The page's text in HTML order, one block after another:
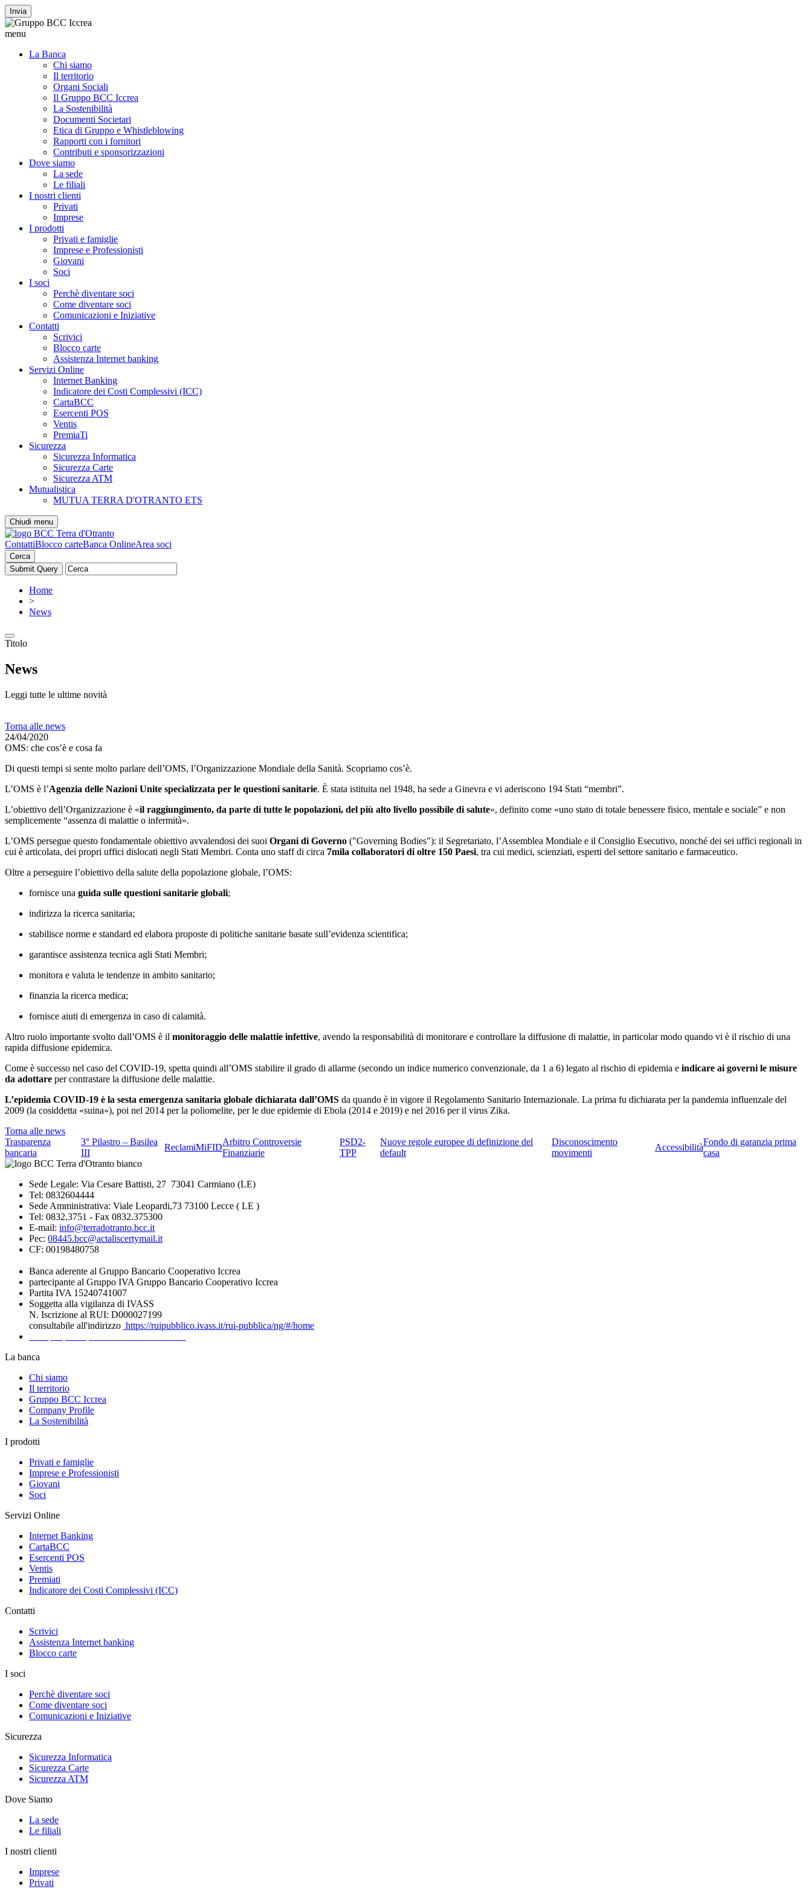
Invia
menu
La Banca
Chi siamo
Il territorio
Organi Sociali
Il Gruppo BCC Iccrea
La Sostenibilità
Documenti Societari
Etica di Gruppo e Whistleblowing
Rapporti con i fornitori
Contributi e sponsorizzazioni
Dove siamo
La sede
Le filiali
I nostri clienti
Privati
Imprese
I prodotti
Privati e famiglie
Imprese e Professionisti
Giovani
Soci
I soci
Perchè diventare soci
Come diventare soci
Comunicazioni e Iniziative
Contatti
Scrivici
Blocco carte
Assistenza Internet banking
Servizi Online
Internet Banking
Indicatore dei Costi Complessivi (ICC)
CartaBCC
Esercenti POS
Ventis
PremiaTi
Sicurezza
Sicurezza Informatica
Sicurezza Carte
Sicurezza ATM
Mutualistica
MUTUA TERRA D'OTRANTO ETS
Chiudi menu
ContattiBlocco carteBanca OnlineArea soci
Cerca
Home
>
News
Titolo
News
Leggi tutte le ultime novità
Torna alle news
24/04/2020
OMS: che cos’è e cosa fa
Di questi tempi si sente molto parlare dell’OMS, l’Organizzazione Mondiale della Sanità. Scopriamo cos’è.
L’OMS è l’Agenzia delle Nazioni Unite specializzata per le questioni sanitarie. È stata istituita nel 1948, ha sede a Ginevra e vi aderiscono 194 Stati “membri”.
L’obiettivo dell’Organizzazione è «il raggiungimento, da parte di tutte le popolazioni, del più alto livello possibile di salute», definito come «uno stato di totale benessere fisico, mentale e sociale” e non
semplicemente “assenza di malattie o infermità».
L’OMS persegue questo fondamentale obiettivo avvalendosi dei suoi Organi di Governo ("Governing Bodies"): il Segretariato, l’Assemblea Mondiale e il Consiglio Esecutivo, nonché dei sei uffici regionali in
cui è articolata, dei propri uffici dislocati negli Stati Membri. Conta uno staff di circa 7mila collaboratori di oltre 150 Paesi, tra cui medici, scienziati, esperti del settore sanitario e farmaceutico.
Oltre a perseguire l’obiettivo della salute della popolazione globale, l’OMS:
fornisce una guida sulle questioni sanitarie globali;
indirizza la ricerca sanitaria;
stabilisce norme e standard ed elabora proposte di politiche sanitarie basate sull’evidenza scientifica;
garantisce assistenza tecnica agli Stati Membri;
monitora e valuta le tendenze in ambito sanitario;
finanzia la ricerca medica;
fornisce aiuti di emergenza in caso di calamità.
Altro ruolo importante svolto dall’OMS è il monitoraggio delle malattie infettive, avendo la responsabilità di monitorare e controllare la diffusione di malattie, in particolar modo quando vi è il rischio di una
rapida diffusione epidemica.
Come è successo nel caso del COVID-19, spetta quindi all’OMS stabilire il grado di allarme (secondo un indice numerico convenzionale, da 1 a 6) legato al rischio di epidemia e indicare ai governi le misure
da adottare per contrastare la diffusione delle malattie.
L’epidemia COVID-19 è la sesta emergenza sanitaria globale dichiarata dall’OMS da quando è in vigore il Regolamento Sanitario Internazionale. La prima fu dichiarata per la pandemia influenzale del
2009 (la cosiddetta «suina»), poi nel 2014 per la poliomelite, per le due epidemie di Ebola (2014 e 2019) e nel 2016 per il virus Zika.
Torna alle news
Trasparenza
bancaria
3° Pilastro – Basilea
III
ReclamiMiFID
Arbitro Controversie
Finanziarie
PSD2-
TPP
Nuove regole europee di definizione del
default
Disconoscimento
movimenti
Accessibilità
Fondo di garanzia prima
casa
Sede Legale: Via Cesare Battisti, 27 73041 Carmiano (LE)
Tel: 0832604444
Sede Amministrativa: Viale Leopardi,73 73100 Lecce ( LE )
Tel: 0832.3751 - Fax 0832.375300
E-mail: info@terradotranto.bcc.it
Pec: 08445.bcc@actaliscertymail.it
CF: 00198480758
Banca aderente al Gruppo Bancario Cooperativo Iccrea
partecipante al Gruppo IVA Gruppo Bancario Cooperativo Iccrea
Partita IVA 15240741007
Soggetta alla vigilanza di IVASS
N. Iscrizione al RUI: D000027199
consultabile all'indirizzo https://ruipubblico.ivass.it/rui-pubblica/ng/#/home
La banca
Chi siamo
Il territorio
Gruppo BCC Iccrea
Company Profile
La Sostenibilità
I prodotti
Privati e famiglie
Imprese e Professionisti
Giovani
Soci
Servizi Online
Internet Banking
CartaBCC
Esercenti POS
Ventis
Premiati
Indicatore dei Costi Complessivi (ICC)
Contatti
Scrivici
Assistenza Internet banking
Blocco carte
I soci
Perchè diventare soci
Come diventare soci
Comunicazioni e Iniziative
Sicurezza
Sicurezza Informatica
Sicurezza Carte
Sicurezza ATM
Dove Siamo
La sede
Le filiali
I nostri clienti
Imprese
Privati